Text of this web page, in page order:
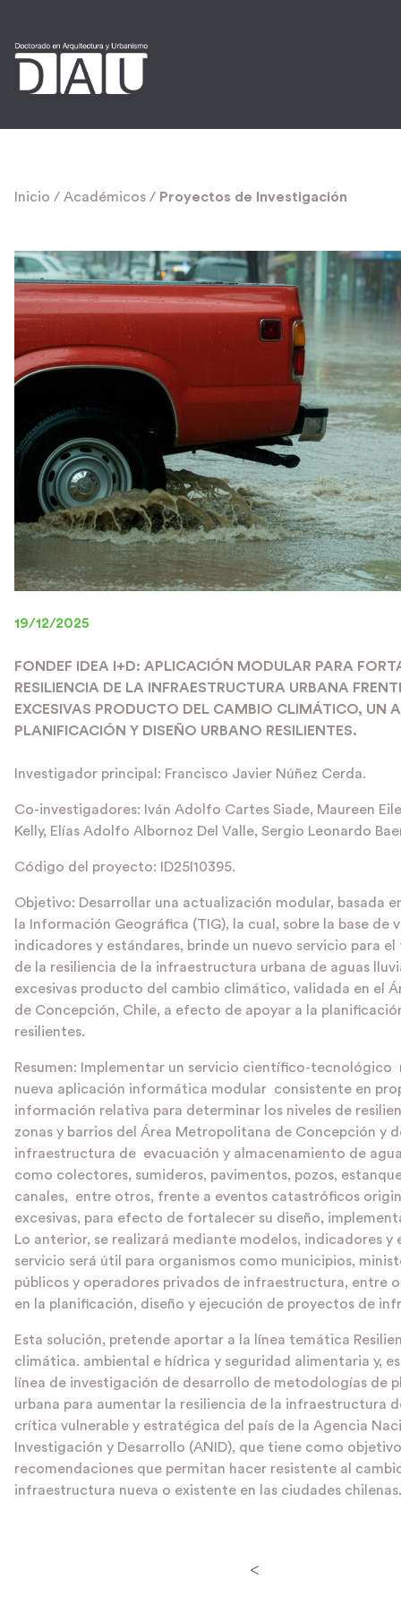
Inicio / Académicos / Proyectos de Investigación
19/12/2025
FONDEF IDEA I+D: APLICACIÓN MODULAR PARA
RESILIENCIA DE LA INFRAESTRUCTURA URBANA
EXCESIVAS PRODUCTO DEL CAMBIO CLIMÁTICO, UN
PLANIFICACIÓN Y DISEÑO URBANO RESILIENTES.
Investigador principal: Francisco Javier Núñez Cerda.
Co-investigadores: Iván Adolfo Cartes Siade, Maureen
Kelly, Elías Adolfo Albornoz Del Valle, Sergio Leonardo
Código del proyecto: ID25I10395.
Objetivo: Desarrollar una actualización modular, basada
la Información Geográfica (TIG), la cual, sobre la base de
indicadores y estándares, brinde un nuevo servicio para
de la resiliencia de la infraestructura urbana de aguas
excesivas producto del cambio climático, validada en el
de Concepción, Chile, a efecto de apoyar a la
resilientes.
Resumen: Implementar un servicio científico-tecnológico
nueva aplicación informática modular consistente en
información relativa para determinar los niveles de
zonas y barrios del Área Metropolitana de Concepción y
infraestructura de evacuación y almacenamiento de
como colectores, sumideros, pavimentos, pozos,
canales, entre otros, frente a eventos catastróficos
excesivas, para efecto de fortalecer su diseño,
Lo anterior, se realizará mediante modelos, indicadores y
servicio será útil para organismos como municipios,
públicos y operadores privados de infraestructura, entre
en la planificación, diseño y ejecución de proyectos de
Esta solución, pretende aportar a la línea temática
climática. ambiental e hídrica y seguridad alimentaria y,
línea de investigación de desarrollo de metodologías de
urbana para aumentar la resiliencia de la infraestructura
crítica vulnerable y estratégica del país de la Agencia
Investigación y Desarrollo (ANID), que tiene como
recomendaciones que permitan hacer resistente al
infraestructura nueva o existente en las ciudades chilenas.
<